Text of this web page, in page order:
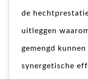
de
uitleggen
gemengd
synergetische